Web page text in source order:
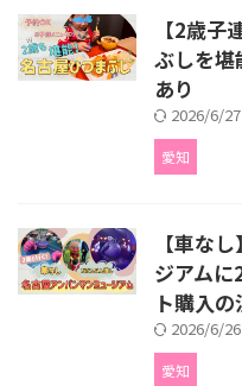
【2歳
ぶしを堪
あり
2026/6/27
愛知
【車な
ジアムに
ト購入
2026/6/26
愛知